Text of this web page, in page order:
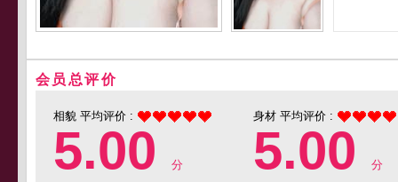
会员总评价
相貌 平均评价 :
5.00 分
身材 平均评价 :
5.00 分